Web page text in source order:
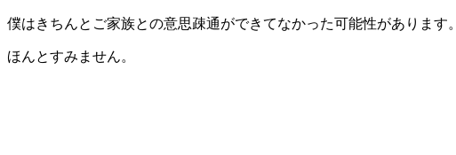
僕はきちんとご家族との意思疎通ができてなかった可能性があります。
ほんとすみません。